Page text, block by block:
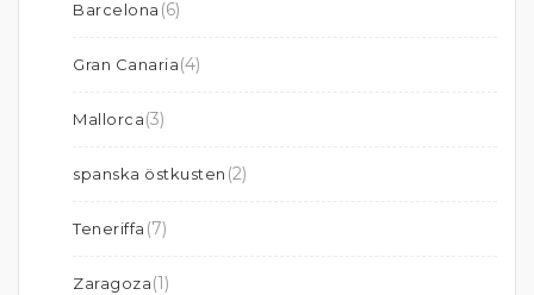
Barcelona (6)
Gran Canaria(4)
Mallorca(3)
spanska östkusten (2)
Teneriffa (7)
Zaragoza(1)